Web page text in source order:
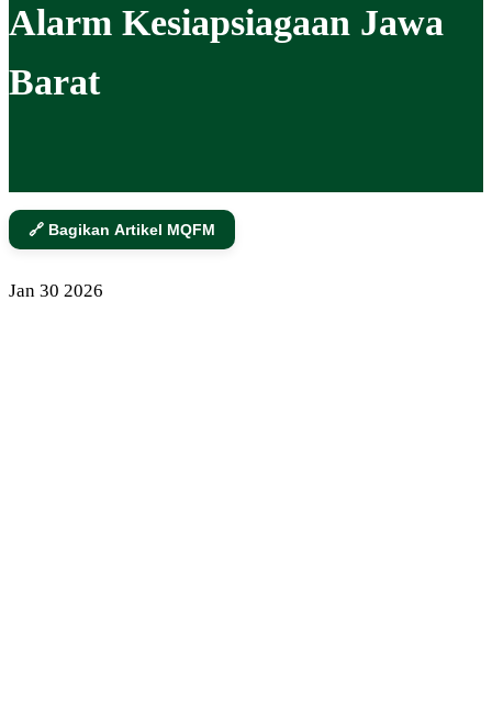
Alarm Kesiapsiagaan Jawa
Barat
🔗 Bagikan Artikel MQFM
Jan 30 2026